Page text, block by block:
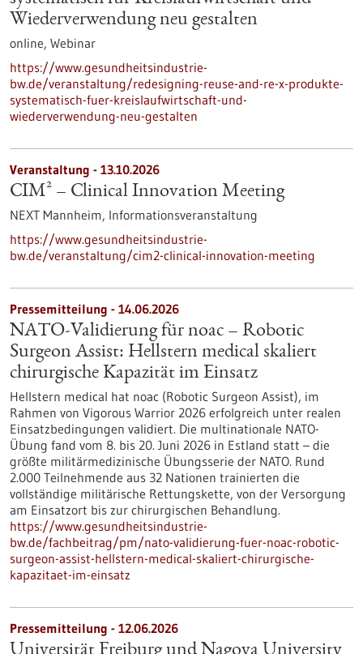
Wiederverwendung neu gestalten
online, Webinar
https://www.gesundheitsindustrie-
bw.de/veranstaltung/redesigning-reuse-and-re-x-produkte-
systematisch-fuer-kreislaufwirtschaft-und-
wiederverwendung-neu-gestalten
Veranstaltung - 13.10.2026
CIM² – Clinical Innovation Meeting
NEXT Mannheim, Informationsveranstaltung
https://www.gesundheitsindustrie-
bw.de/veranstaltung/cim2-clinical-innovation-meeting
Pressemitteilung - 14.06.2026
NATO-Validierung für noac – Robotic
Surgeon Assist: Hellstern medical skaliert
chirurgische Kapazität im Einsatz
Hellstern medical hat noac (Robotic Surgeon Assist), im
Rahmen von Vigorous Warrior 2026 erfolgreich unter realen
Einsatzbedingungen validiert. Die multinationale NATO-
Übung fand vom 8. bis 20. Juni 2026 in Estland statt – die
größte militärmedizinische Übungsserie der NATO. Rund
2.000 Teilnehmende aus 32 Nationen trainierten die
vollständige militärische Rettungskette, von der Versorgung
am Einsatzort bis zur chirurgischen Behandlung.
https://www.gesundheitsindustrie-
bw.de/fachbeitrag/pm/nato-validierung-fuer-noac-robotic-
surgeon-assist-hellstern-medical-skaliert-chirurgische-
kapazitaet-im-einsatz
Pressemitteilung - 12.06.2026